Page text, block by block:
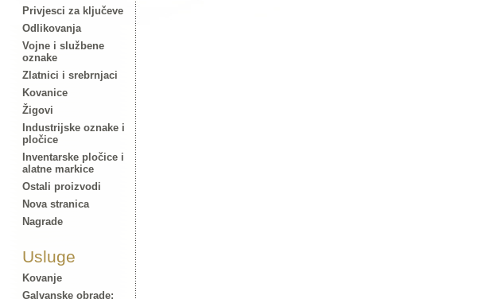
Privjesci za ključeve
Odlikovanja
Vojne i službene
oznake
Zlatnici i srebrnjaci
Kovanice
Žigovi
Industrijske oznake i
pločice
Inventarske pločice i
alatne markice
Ostali proizvodi
Nova stranica
Nagrade
Usluge
Kovanje
Galvanske obrade: